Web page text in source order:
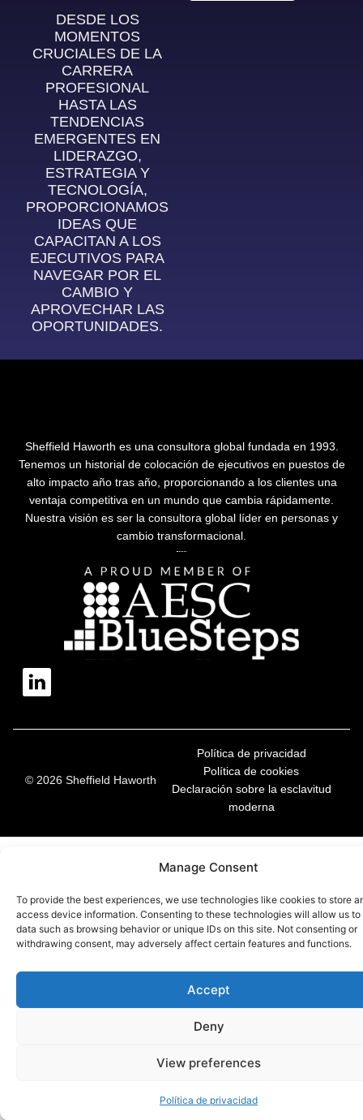
Manage Consent
To provide the best experiences, we use technologies like cookies to store
access device information. Consenting to these technologies will allow us to
data such as browsing behavior or unique IDs on this site. Not consenting or
withdrawing consent, may adversely affect certain features and functions.
Accept
Deny
View preferences
Política de privacidad
DESDE LOS
MOMENTOS
CRUCIALES DE LA
CARRERA
PROFESIONAL
HASTA LAS
TENDENCIAS
EMERGENTES EN
LIDERAZGO,
ESTRATEGIA Y
TECNOLOGÍA,
PROPORCIONAMOS
IDEAS QUE
CAPACITAN A LOS
EJECUTIVOS PARA
NAVEGAR POR EL
CAMBIO Y
APROVECHAR LAS
OPORTUNIDADES.
Sheffield Haworth es una consultora global fundada en 1993.
Tenemos un historial de colocación de ejecutivos en puestos de
alto impacto año tras año, proporcionando a los clientes una
ventaja competitiva en un mundo que cambia rápidamente.
Nuestra visión es ser la consultora global líder en personas y
cambio transformacional.
© 2026 Sheffield Haworth
Política de privacidad
Política de cookies
Declaración sobre la esclavitud
moderna